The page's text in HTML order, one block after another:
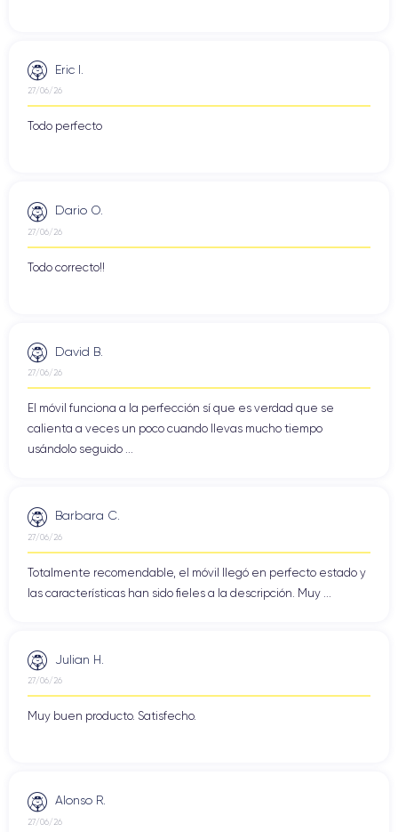
Eric I.
27/06/26
Todo perfecto
Dario O.
27/06/26
Todo correcto!!
David B.
27/06/26
El móvil funciona a la perfección sí que es verdad que se
calienta a veces un poco cuando llevas mucho tiempo
usándolo seguido ...
Barbara C.
27/06/26
Totalmente recomendable, el móvil llegó en perfecto estado y
las características han sido fieles a la descripción. Muy ...
Julian H.
27/06/26
Muy buen producto. Satisfecho.
Alonso R.
27/06/26